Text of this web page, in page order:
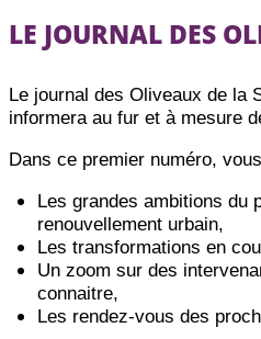
LE JOURNAL DES
Le journal des Oliveaux de la
informera au fur et à mesure
Dans ce premier numéro,
Les grandes ambitions du
renouvellement urbain,
Les transformations en
Un zoom sur des
connaitre,
Les rendez-vous des